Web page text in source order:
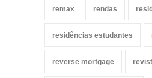
remax rendas
residências estudantes
reverse mortgage